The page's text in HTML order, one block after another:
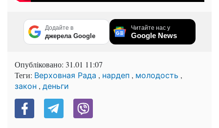
Додайте в
джерела Google
Читайте нас у
Google News
Опубліковано: 31.01 11:07
Теги: Верховная Рада , нардеп , молодость ,
закон , деньги